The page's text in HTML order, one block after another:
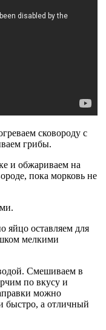
сковороду с
грибы.
и обжариваем на
пока морковь не
яйцо оставляем для
мелкими
Смешиваем в
по вкусу и
можно
быстро, а отличный